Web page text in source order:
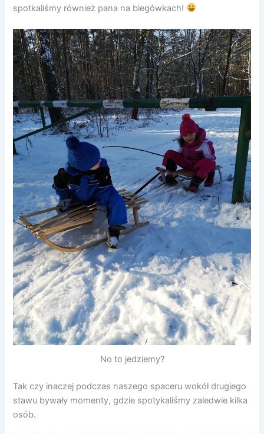
spotkaliśmy również pana na biegówkach!
No to jedziemy?
Tak czy inaczej podczas naszego spaceru wokół drugiego
stawu bywały momenty, gdzie spotykaliśmy zaledwie kilka
osób.